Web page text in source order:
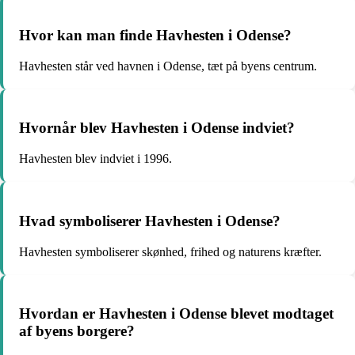
Hvor kan man finde Havhesten i Odense?
Havhesten står ved havnen i Odense, tæt på byens centrum.
Hvornår blev Havhesten i Odense indviet?
Havhesten blev indviet i 1996.
Hvad symboliserer Havhesten i Odense?
Havhesten symboliserer skønhed, frihed og naturens kræfter.
Hvordan er Havhesten i Odense blevet modtaget
af byens borgere?